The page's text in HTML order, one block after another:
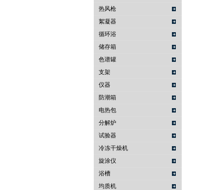
热风枪
絮凝器
循环浴
储存箱
色谱罐
支架
仪器
防潮箱
电热包
分解炉
试验器
冷冻干燥机
旋涂仪
浴槽
均质机